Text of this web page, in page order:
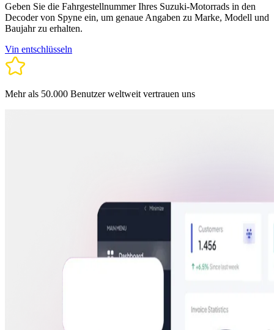
Geben Sie die Fahrgestellnummer Ihres Suzuki-Motorrads in den
Decoder von Spyne ein, um genaue Angaben zu Marke, Modell und
Baujahr zu erhalten.
Vin entschlüsseln
Mehr als 50.000 Benutzer weltweit vertrauen uns